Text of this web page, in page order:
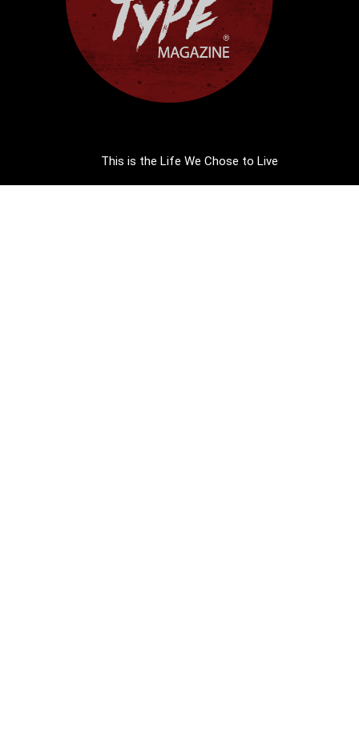
This is the Life We Chose to Live